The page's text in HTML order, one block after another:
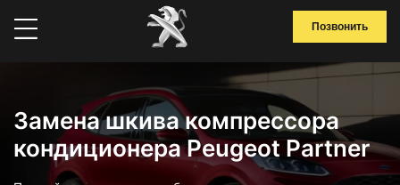
Позвонить
Замена шкива компрессора
кондиционера Peugeot Partner